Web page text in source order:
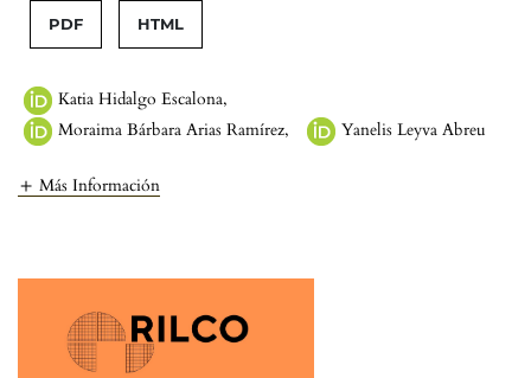
PDF HTML
Katia Hidalgo Escalona,
Moraima Bárbara Arias Ramírez, Yanelis Leyva Abreu
Más Información